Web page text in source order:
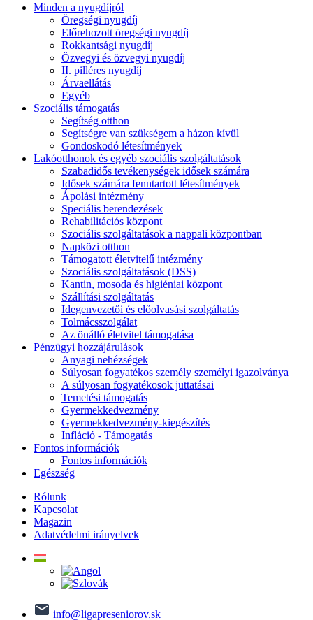
Minden a nyugdíjról
Öregségi nyugdíj
Előrehozott öregségi nyugdíj
Rokkantsági nyugdíj
Özvegyi és özvegyi nyugdíj
II. pilléres nyugdíj
Árvaellátás
Egyéb
Szociális támogatás
Segítség otthon
Segítségre van szükségem a házon kívül
Gondoskodó létesítmények
Lakóotthonok és egyéb szociális szolgáltatások
Szabadidős tevékenységek idősek számára
Idősek számára fenntartott létesítmények
Ápolási intézmény
Speciális berendezések
Rehabilitációs központ
Szociális szolgáltatások a nappali központban
Napközi otthon
Támogatott életvitelű intézmény
Szociális szolgáltatások (DSS)
Kantin, mosoda és higiéniai központ
Szállítási szolgáltatás
Idegenvezetői és előolvasási szolgáltatás
Tolmácsszolgálat
Az önálló életvitel támogatása
Pénzügyi hozzájárulások
Anyagi nehézségek
Súlyosan fogyatékos személy személyi igazolványa
A súlyosan fogyatékosok juttatásai
Temetési támogatás
Gyermekkedvezmény
Gyermekkedvezmény-kiegészítés
Infláció - Támogatás
Fontos információk
Fontos információk
Egészség
Rólunk
Kapcsolat
Magazin
Adatvédelmi irányelvek
info@ligapreseniorov.sk